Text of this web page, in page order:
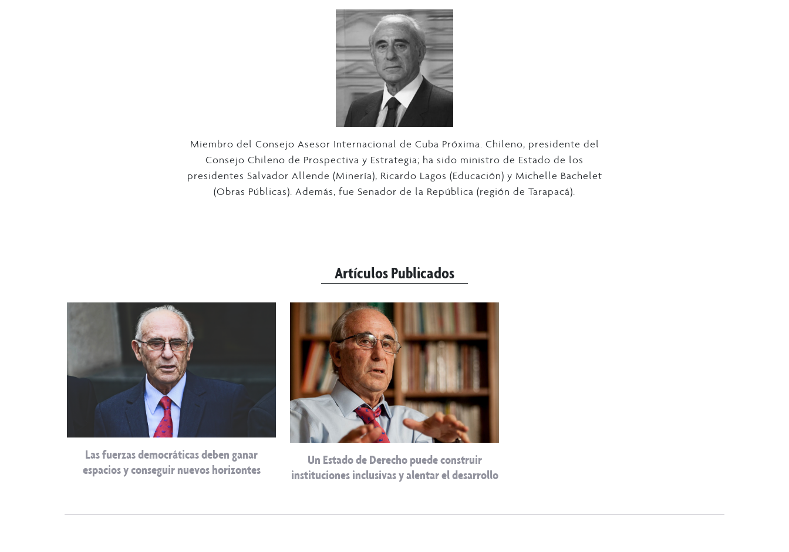
Miembro del Consejo Asesor Internacional de Cuba Próxima. Chileno, presidente del
Consejo Chileno de Prospectiva y Estrategia; ha sido ministro de Estado de los
presidentes Salvador Allende (Minería), Ricardo Lagos (Educación) y Michelle Bachelet
(Obras Públicas). Además, fue Senador de la República (región de Tarapacá).
Artículos Publicados
Las fuerzas democráticas deben ganar
espacios y conseguir nuevos horizontes
Un Estado de Derecho puede construir
instituciones inclusivas y alentar el desarrollo